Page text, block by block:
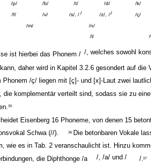
/p/ /b/ /t/ /d/
/k/
/f/ /v/ /s/, // /z/, // /ç/
/m/
/n/
/l/ /
ist hierbei das Phonem / /, welches sowohl
daher wird in Kapitel 3.2.6 gesondert auf die
Phonem /ç/ liegen mit [ç]- und [x]-Laut zwei
die komplementär verteilt sind, sodass sie zu
35
Eisenberg 16 Phoneme, von denen 15
Schwa (//).
36 Die betonbaren Vokale
wie es in Tab. 2 veranschaulicht ist. Hinzu
die Diphthonge /a
/, /a/ und / /.37